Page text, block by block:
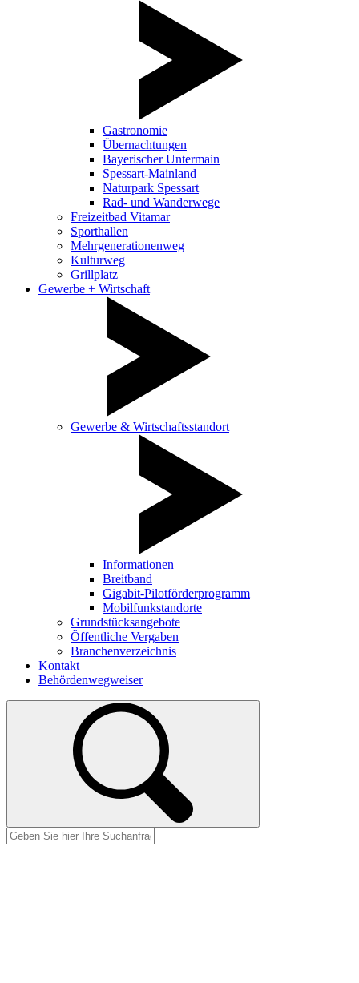
Gastronomie
Übernachtungen
Bayerischer Untermain
Spessart-Mainland
Naturpark Spessart
Rad- und Wanderwege
Freizeitbad Vitamar
Sporthallen
Mehrgenerationenweg
Kulturweg
Grillplatz
Gewerbe + Wirtschaft
Gewerbe & Wirtschaftsstandort
Informationen
Breitband
Gigabit-Pilotförderprogramm
Mobilfunkstandorte
Grundstücksangebote
Öffentliche Vergaben
Branchenverzeichnis
Kontakt
Behördenwegweiser